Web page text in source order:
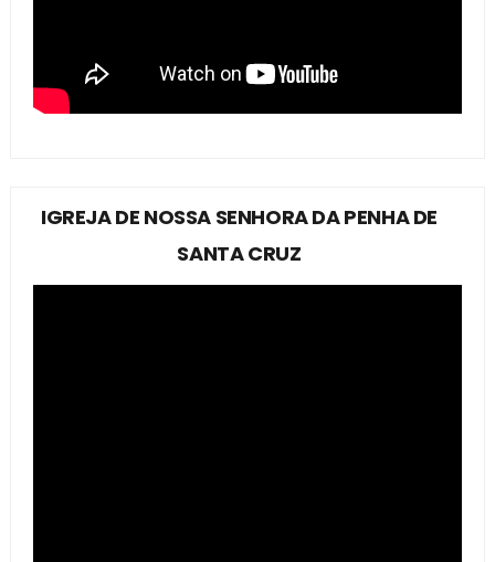
IGREJA DE NOSSA SENHORA DA PENHA DE
SANTA CRUZ